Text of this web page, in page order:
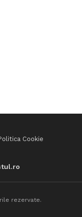
Cookie
rezervate.